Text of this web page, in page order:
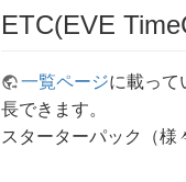
ETC(EVE
一覧ページに載って
長できます。
スターターパック（様